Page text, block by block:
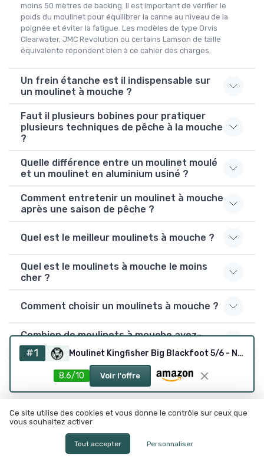
moins 50 mètres de backing. Il est important de vérifier le
poids du moulinet pour équilibrer la canne au niveau de la
poignée et éviter la fatigue. Les modèles de type Orvis
Clearwater, JMC Revolution ou certains Lamson de taille
équivalente répondent bien à ce cahier des charges.
Un frein étanche est il indispensable sur
un moulinet à mouche ?
Faut il plusieurs bobines pour pratiquer
plusieurs techniques de pêche à la mouche
?
Quelle différence entre un moulinet moulé
et un moulinet en aluminium usiné ?
Comment entretenir un moulinet à mouche
après une saison de pêche ?
Quel est le meilleur moulinets à mouche ?
Quel est le moulinets à mouche le moins
cher ?
Comment choisir un moulinets à mouche ?
Combien de moulinets à mouche avez-
vous testés ?
#1 Moulinet Kingfisher Big Blackfoot 5/6 - Noir/argenté
8.6/10 Voir l'offre
Résumer ChatGPT Claude Mistral
Recevez les dernières actualités de
Ce site utilise des cookies et vous donne le contrôle sur ceux que
vous souhaitez activer
Tout accepter Personnaliser